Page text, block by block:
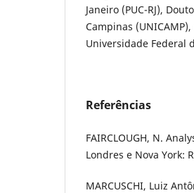
Janeiro (PUC-RJ),
Campinas
Universidade Federal
Referências
FAIRCLOUGH, N.
Londres e Nova York:
MARCUSCHI, Luiz